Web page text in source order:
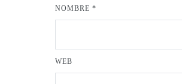
NOMBRE *
WEB